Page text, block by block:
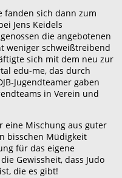
fanden sich dann zum
Jens Keidels
die angebotenen
weniger schweißtreibend
sich mit dem neu zur
edu-me, das durch
Jugendteamer gaben
in Verein und
eine Mischung aus guter
bisschen Müdigkeit
für das eigene
Gewissheit, dass Judo
die es gibt!